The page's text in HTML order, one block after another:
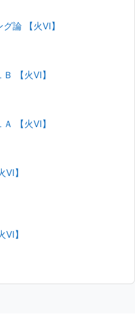
論 【火VI】
【火VI】
【火VI】
】
】